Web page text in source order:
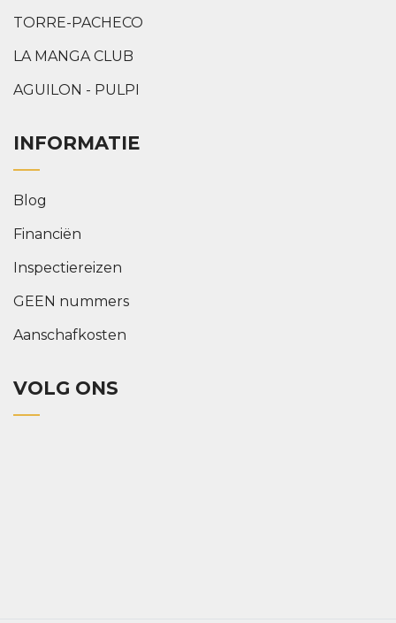
TORRE-PACHECO
LA MANGA CLUB
AGUILON - PULPI
INFORMATIE
Blog
Financiën
Inspectiereizen
GEEN nummers
Aanschafkosten
VOLG ONS